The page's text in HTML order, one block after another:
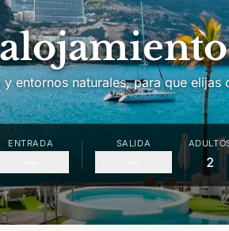
entornos naturales, para que
ENTRADA SALIDA
2